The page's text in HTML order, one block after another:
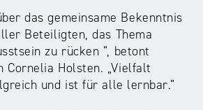
das gemeinsame Bekenntnis
Beteiligten, das Thema
zu rücken “, betont
Cornelia Holsten. „Vielfalt
und ist für alle lernbar.“